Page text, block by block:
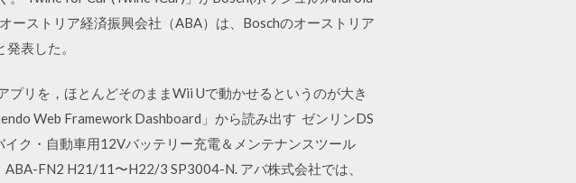
ーストリア経済振興会社（ABA）は、Boschのオーストリア
表した。
リを，ほとんどそのままWii Uで動かせるというのが大き
Web Framework Dashboard」から読み出す ゼンリンDS
ク・自動車用12Vバッテリー充電＆メンテナンスツール
FN2 H21/11〜H22/3 SP3004-N. アバ株式会社では、